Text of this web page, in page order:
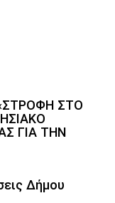
ΣΤΟ
ΓΙΑ ΤΗΝ
Δήμου